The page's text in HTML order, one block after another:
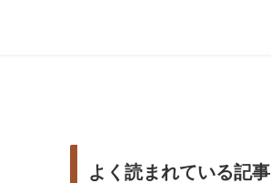
よく読まれている記事